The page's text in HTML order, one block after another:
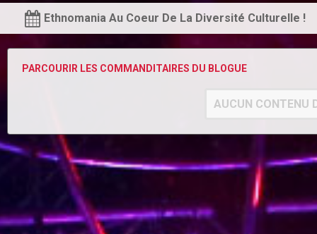
Ethnomania Au Coeur De La Diversité Culturelle !
PARCOURIR LES COMMANDITAIRES DU BLOGUE
AUCUN CONTENU